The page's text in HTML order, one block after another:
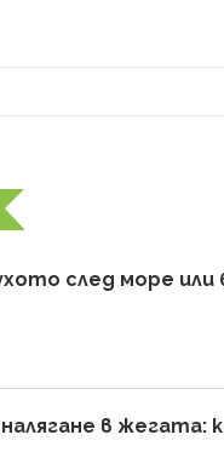
след море
в жегата: